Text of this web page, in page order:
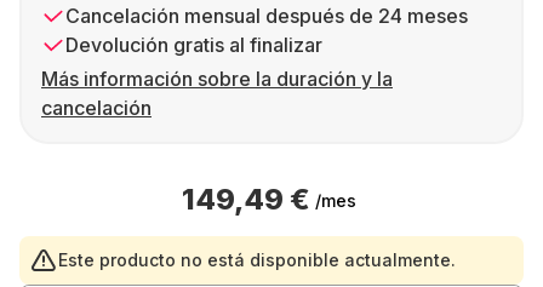
Cancelación mensual después de 24 meses
Devolución gratis al finalizar
Más información sobre la duración y la
cancelación
149,49 € /mes
Este producto no está disponible actualmente.